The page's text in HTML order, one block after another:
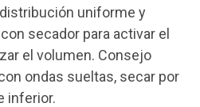
uniforme y
secador para activar el
el volumen. Consejo
ondas sueltas, secar por
inferior.